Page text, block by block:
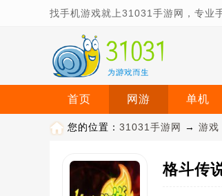
找手机游戏就上31031手游网，专业
首页 网游 单机
您的位置： 31031手游网 → 游戏
格斗传